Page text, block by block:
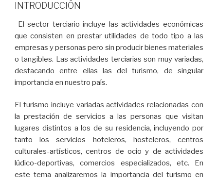
INTRODUCCIÓN
El sector terciario incluye las actividades económicas
que consisten en prestar utilidades de todo tipo a las
empresas y personas pero sin producir bienes materiales
o tangibles. Las actividades terciarias son muy variadas,
destacando entre ellas las del turismo, de singular
importancia en nuestro país.
El turismo incluye variadas actividades relacionadas con
la prestación de servicios a las personas que visitan
lugares distintos a los de su residencia, incluyendo por
tanto los servicios hoteleros, hosteleros, centros
culturales-artísticos, centros de ocio y de actividades
lúdico-deportivas, comercios especializados, etc. En
este tema analizaremos la importancia del turismo en